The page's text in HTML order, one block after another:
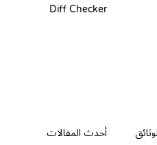
Diff Checker
أحدث المقالات